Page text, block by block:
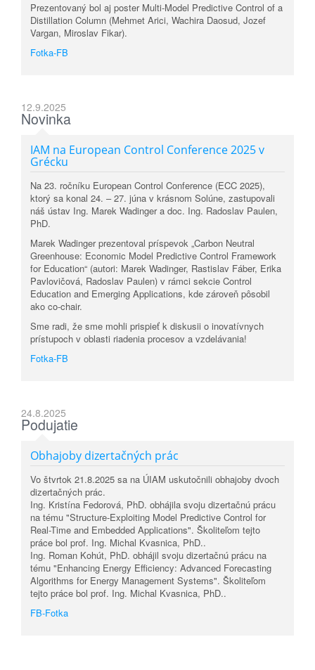
Prezentovaný bol aj poster Multi-Model Predictive Control of a
Distillation Column (Mehmet Arici, Wachira Daosud, Jozef
Vargan, Miroslav Fikar).
Fotka-FB
12.9.2025
Novinka
IAM na European Control Conference 2025 v
Grécku
Na 23. ročníku European Control Conference (ECC 2025),
ktorý sa konal 24. – 27. júna v krásnom Solúne, zastupovali
náš ústav Ing. Marek Wadinger a doc. Ing. Radoslav Paulen,
PhD.
Marek Wadinger prezentoval príspevok „Carbon Neutral
Greenhouse: Economic Model Predictive Control Framework
for Education“ (autori: Marek Wadinger, Rastislav Fáber, Erika
Pavlovičová, Radoslav Paulen) v rámci sekcie Control
Education and Emerging Applications, kde zároveň pôsobil
ako co-chair.
Sme radi, že sme mohli prispieť k diskusii o inovatívnych
prístupoch v oblasti riadenia procesov a vzdelávania!
Fotka-FB
24.8.2025
Podujatie
Obhajoby dizertačných prác
Vo štvrtok 21.8.2025 sa na ÚIAM uskutočnili obhajoby dvoch
dizertačných prác.
Ing. Kristína Fedorová, PhD. obhájila svoju dizertačnú prácu
na tému "Structure-Exploiting Model Predictive Control for
Real-Time and Embedded Applications". Školiteľom tejto
práce bol prof. Ing. Michal Kvasnica, PhD..
Ing. Roman Kohút, PhD. obhájil svoju dizertačnú prácu na
tému "Enhancing Energy Efficiency: Advanced Forecasting
Algorithms for Energy Management Systems". Školiteľom
tejto práce bol prof. Ing. Michal Kvasnica, PhD..
FB-Fotka